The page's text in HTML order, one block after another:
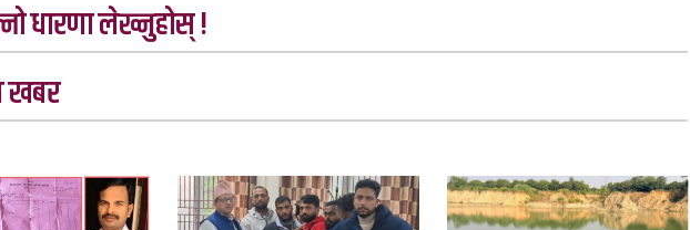
धारणा लेख्नुहोस् !
खबर